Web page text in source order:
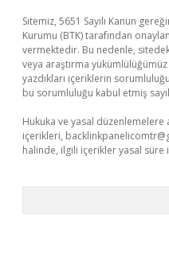
Sitemiz, 5651 Sayılı Kanun
Kurumu (BTK) tarafından
vermektedir. Bu nedenle,
veya araştırma
yazdıkları içeriklerin
bu sorumluluğu kabul etmiş
Hukuka ve yasal düzenlemelere
içerikleri,
halinde, ilgili içerikler yasal süre